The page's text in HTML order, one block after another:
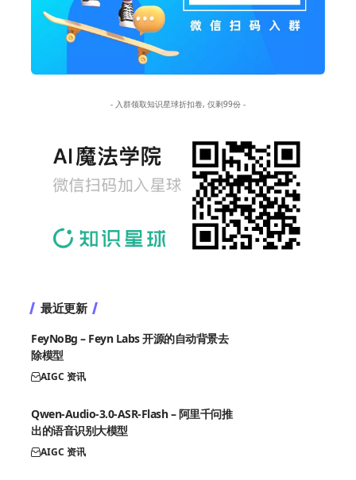
- 入群领取知识星球折扣卷, 仅剩99份 -
最近更新
FeyNoBg – Feyn Labs 开源的自动背景去
除模型
AIGC 资讯
Qwen-Audio-3.0-ASR-Flash – 阿里千问推
出的语音识别大模型
AIGC 资讯